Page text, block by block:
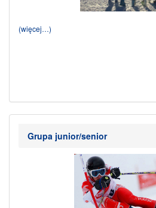
(więcej…)
Grupa junior/senior